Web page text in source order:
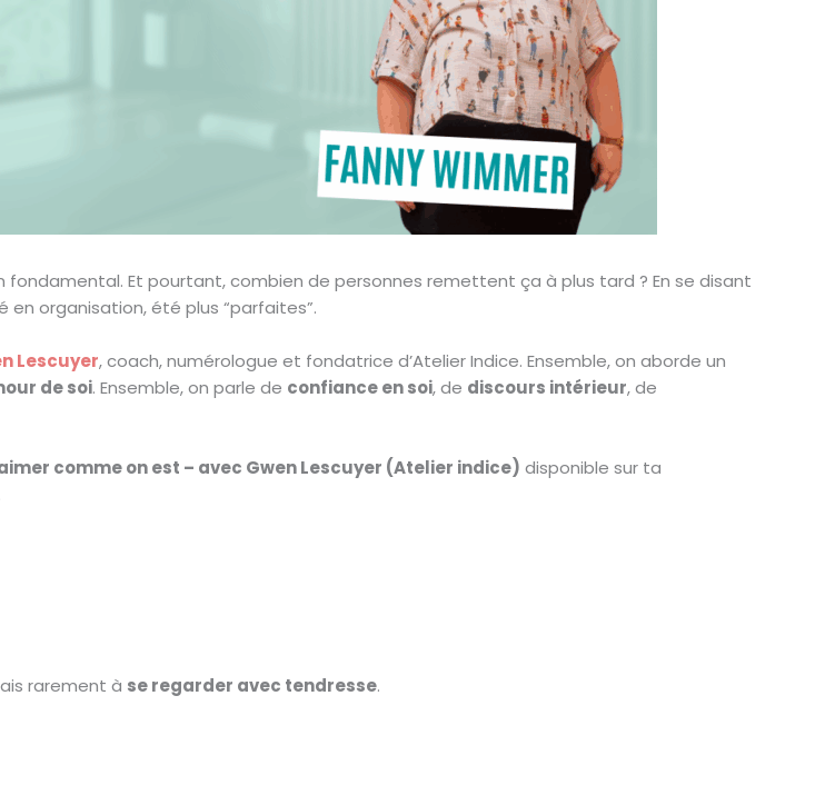
fondamental. Et pourtant, combien de personnes remettent ça à plus tard ? En se disant
en organisation, été plus “parfaites”.
Lescuyer, coach, numérologue et fondatrice d’Atelier Indice. Ensemble, on aborde un
de soi. Ensemble, on parle de confiance en soi, de discours intérieur, de
comme on est – avec Gwen Lescuyer (Atelier indice) disponible sur ta
rarement à se regarder avec tendresse.